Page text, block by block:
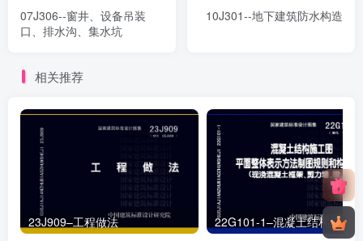
07J306--窗井、设备吊装
口、排水沟、集水坑
10J301--地下建筑防水构造
相关推荐
23J909–工程做法